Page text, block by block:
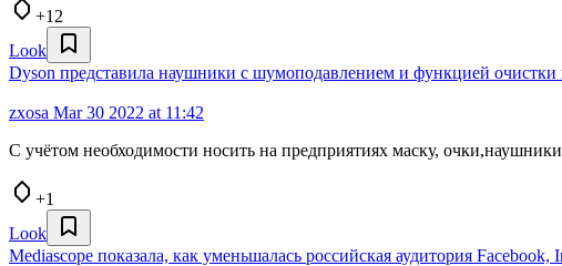
+12
Look
Dyson представила наушники с шумоподавлением и функцией очистки
zxosa Mar 30 2022 at 11:42
С учётом необходимости носить на предприятиях маску,
+1
Look
Mediascope показала, как уменьшалась российская аудитория